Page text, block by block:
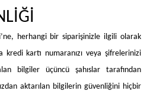
herhangi bir siparişinizle ilgili olarak
kredi kartı numaranızı veya şifrelerinizi
bilgiler üçüncü şahıslar tarafından
aktarılan bilgilerin güvenliğini hiçbir